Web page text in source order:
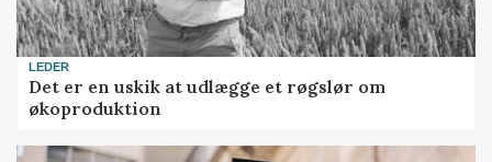
LEDER
Det er en uskik at udlægge et røgslør om
økoproduktion